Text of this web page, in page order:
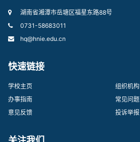
湖南省湘潭市岳塘区福星东路88号
0731-58683011
hq@hnie.edu.cn
快速链接
学校主页
组织机构
办事指南
常见问题
意见反馈
投诉举报